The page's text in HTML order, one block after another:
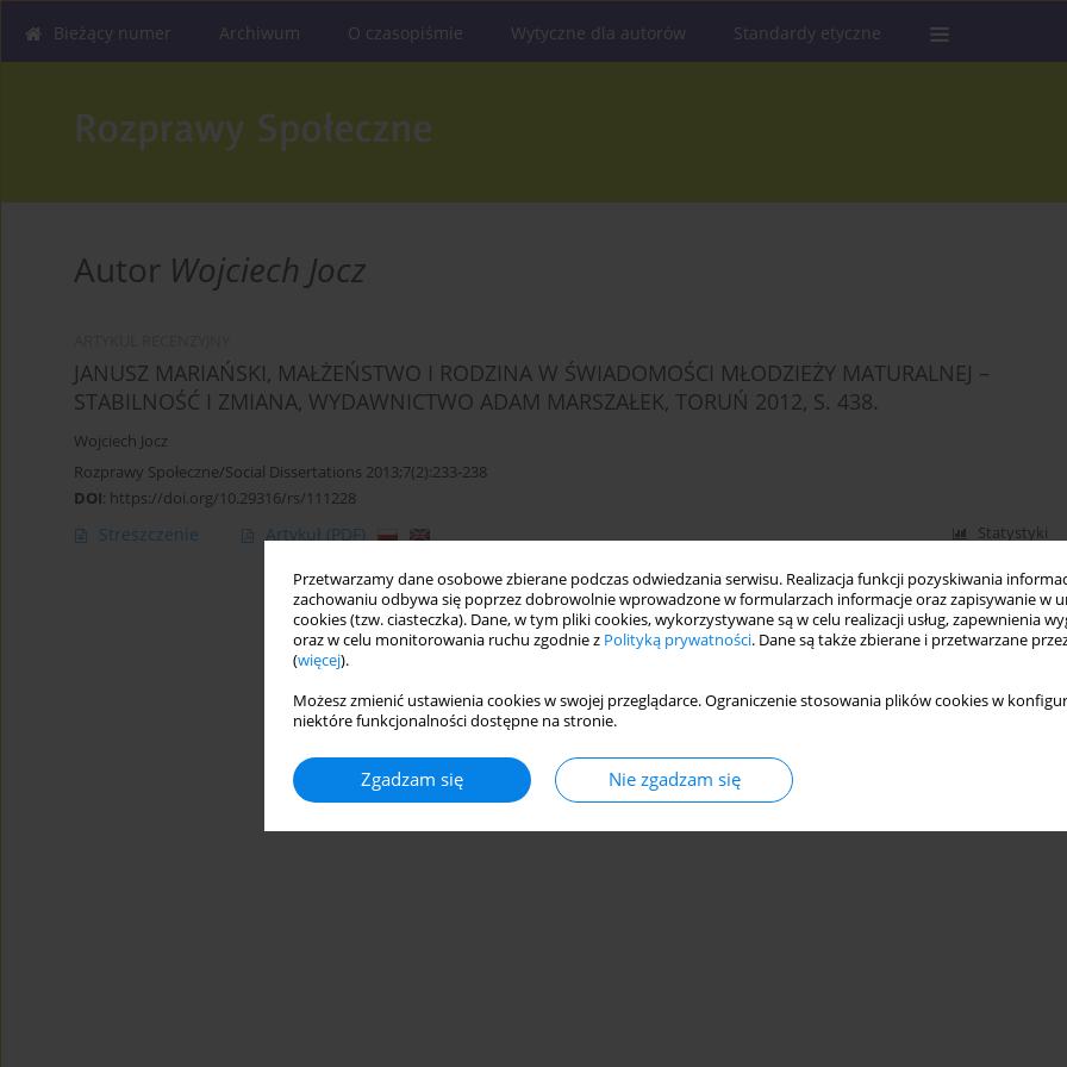
Przetwarzamy dane osobowe zbierane podczas odwiedzania serwisu. Realizacja funkcji pozyskiwania
zachowaniu odbywa się poprzez dobrowolnie wprowadzone w formularzach informacje oraz zapisywanie w
cookies (tzw. ciasteczka). Dane, w tym pliki cookies, wykorzystywane są w celu realizacji usług, zapewnienia
oraz w celu monitorowania ruchu zgodnie z Polityką prywatności. Dane są także zbierane i przetwarzane
(więcej).
Możesz zmienić ustawienia cookies w swojej przeglądarce. Ograniczenie stosowania plików cookies w
niektóre funkcjonalności dostępne na stronie.
Zgadzam się Nie zgadzam się
Bieżący numer Archiwum O czasopiśmie Wytyczne dla autorów Standardy etyczne
Autor Wojciech Jocz
JANUSZ MARIAŃSKI, MAŁŻEŃSTWO I RODZINA W ŚWIADOMOŚCI MŁODZIEŻY MATURALNEJ –
STABILNOŚĆ I ZMIANA, WYDAWNICTWO ADAM MARSZAŁEK, TORUŃ 2012, S. 438.
Wojciech Jocz
Rozprawy Społeczne/Social Dissertations 2013;7(2):233-238
DOI: https://doi.org/10.29316/rs/111228
Streszczenie Artykuł (PDF) Statystyki